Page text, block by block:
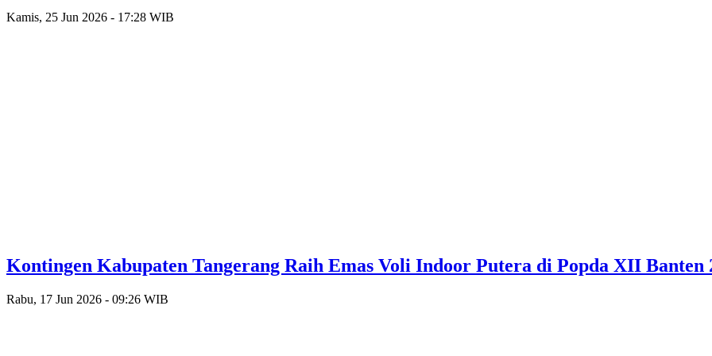
Kamis, 25 Jun 2026 - 17:28 WIB
Kontingen Kabupaten Tangerang Raih Emas Voli Indoor Putera di Popda XII Banten
Rabu, 17 Jun 2026 - 09:26 WIB